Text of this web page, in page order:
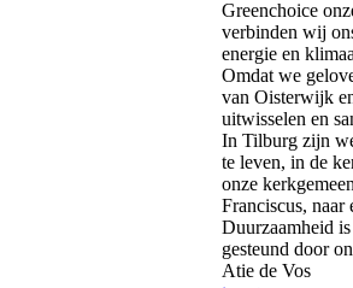
Greenchoice
verbinden wij
energie en
Omdat we
van Oisterwijk
uitwisselen en
In Tilburg zijn
te leven, in de
onze
Franciscus, naar
Duurzaamheid
gesteund door
Atie de Vos